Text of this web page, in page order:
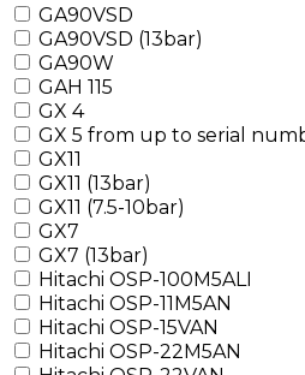
GA90VSD
GA90VSD (13bar)
GA90W
GAH 115
GX 4
GX 5 from up to serial
GX11
GX11 (13bar)
GX11 (7.5-10bar)
GX7
GX7 (13bar)
Hitachi OSP-100M5ALI
Hitachi OSP-11M5AN
Hitachi OSP-15VAN
Hitachi OSP-22M5AN